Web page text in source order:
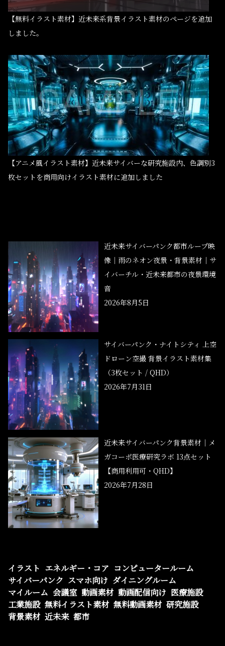
【無料イラスト素材】近未来系背景イラスト素材のページを追加
しました。
【アニメ風イラスト素材】近未来サイバーな研究施設内、色調別3
枚セットを商用向けイラスト素材に追加しました
近未来サイバーパンク都市ループ映
像｜雨のネオン夜景・背景素材｜サ
イバーチル・近未来都市の夜景環境
音
2026年8月5日
サイバーパンク・ナイトシティ 上空
ドローン空撮 背景イラスト素材集
（3枚セット / QHD）
2026年7月31日
近未来サイバーパンク背景素材｜メ
ガコーポ医療研究ラボ 13点セット
【商用利用可・QHD】
2026年7月28日
イラスト エネルギー・コア コンピュータールーム
サイバーパンク スマホ向け ダイニングルーム
マイルーム 会議室 動画素材 動画配信向け 医療施設
工業施設 無料イラスト素材 無料動画素材 研究施設
背景素材 近未来 都市